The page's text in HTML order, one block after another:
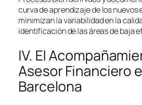
curva de aprendizaje de los nuevos
minimizan la variabilidad en la
identificación de las áreas de baja
IV. El
Asesor Financiero
Barcelona